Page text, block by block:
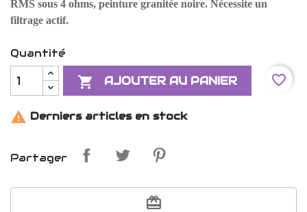
RMS sous 4 ohms, peinture granitée noire. Nécessite un
filtrage actif.
Quantité
 AJOUTER AU PANIER favorite_border
 Derniers articles en stock
Partager
redeem